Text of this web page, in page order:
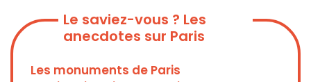
Le saviez-vous ? Les
anecdotes sur Paris
Les monuments de Paris